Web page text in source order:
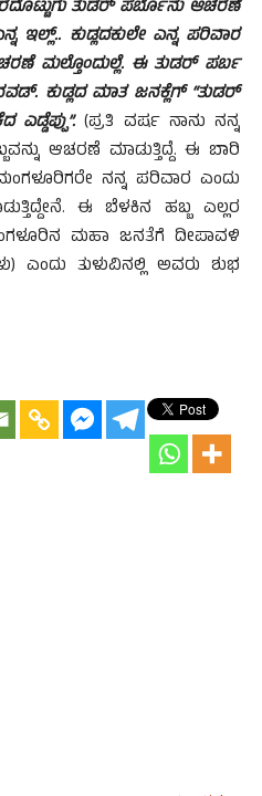
ತುಡರ್ ಪರ್ಬೊನು ಆಚರಣೆ
ಇಲ್ಲ್.. ಕುಡ್ಲದಕುಲೇ ಎನ್ನ ಪರಿವಾರ
ಮಲ್ತೊಂದುಲ್ಲೆ. ಈ ತುಡರ್ ಪರ್ಬ
ಕುಡ್ಲದ ಮಾತ ಜನಕ್ಲೆಗ್ “ತುಡರ್
(ಪ್ರತಿ ವರ್ಷ ನಾನು ನನ್ನ
ಆಚರಣೆ ಮಾಡುತ್ತಿದ್ದೆ. ಈ ಬಾರಿ
ನನ್ನ ಪರಿವಾರ ಎಂದು
ಈ ಬೆಳಕಿನ ಹಬ್ಬ ಎಲ್ಲರ
ಮಹಾ ಜನತೆಗೆ ದೀಪಾವಳಿ
ಎಂದು ತುಳುವಿನಲ್ಲಿ ಅವರು ಶುಭ